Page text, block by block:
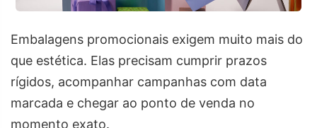
Embalagens promocionais exigem muito mais do
que estética. Elas precisam cumprir prazos
rígidos, acompanhar campanhas com data
marcada e chegar ao ponto de venda no
momento exato.